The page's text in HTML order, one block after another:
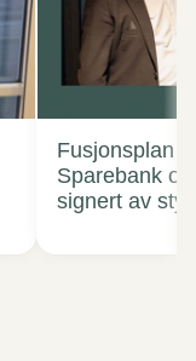
Fusjonsplan
Sparebank
signert av